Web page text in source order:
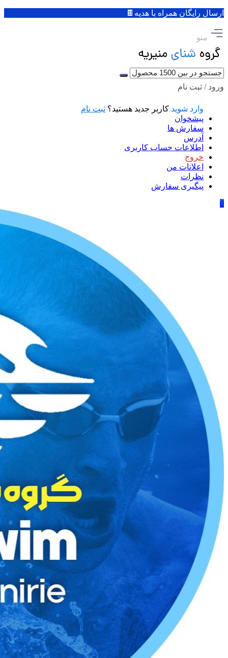
ارسال رایگان همراه با هدیه🍫
منو
ورود / ثبت نام
وارد شوید کاربر جدید هستید؟ ثبت نام
پیشخوان
سفارش ها
آدرس
اطلاعات حساب كاربری
خروج
اعلانات من
نظرات
پیگیری سفارش
0